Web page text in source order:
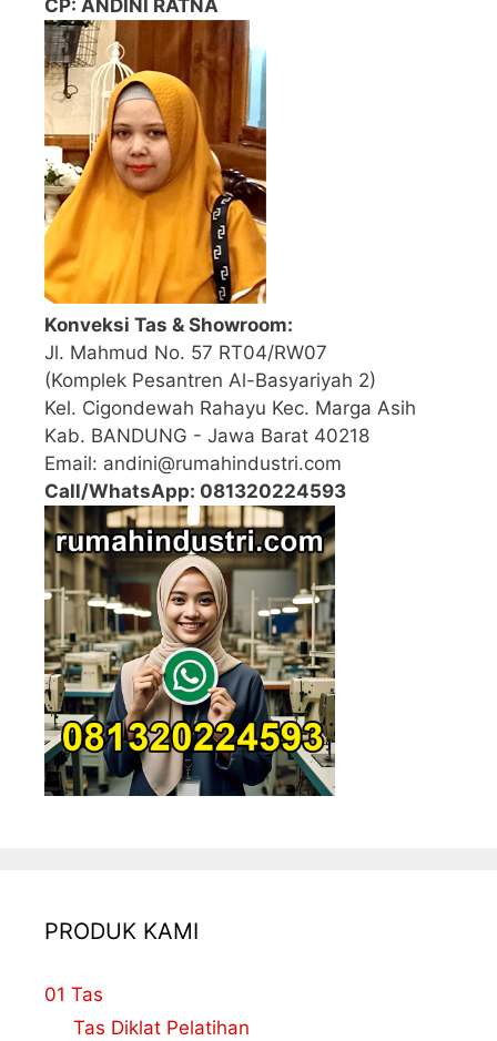
CP: ANDINI RATNA
Konveksi Tas & Showroom:
Jl. Mahmud No. 57 RT04/RW07
(Komplek Pesantren Al-Basyariyah 2)
Kel. Cigondewah Rahayu Kec. Marga Asih
Kab. BANDUNG - Jawa Barat 40218
Email: andini@rumahindustri.com
Call/WhatsApp: 081320224593
PRODUK KAMI
01 Tas
Tas Diklat Pelatihan